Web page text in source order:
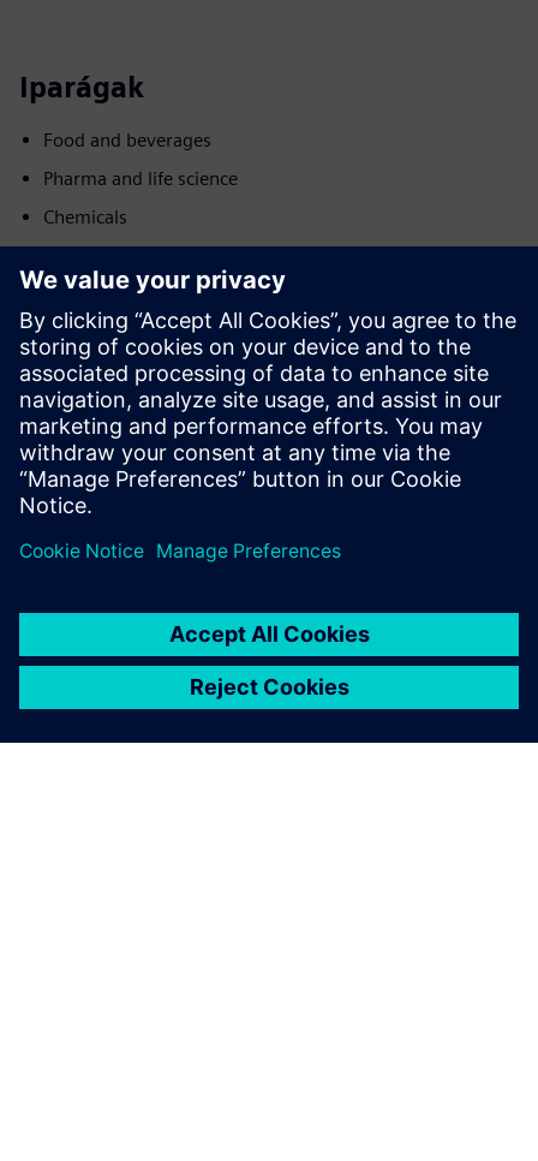
Iparágak
Food and beverages
Pharma and life science
Chemicals
Mozgás
Service
Olyan szolgáltatást nyújt a Siemens Xcelerator termékhez /
megoldáshoz, amely segít az ügyfélnek annak
megvalósításában, integrálásában, üzemeltetésében,
illetve karbantartásában